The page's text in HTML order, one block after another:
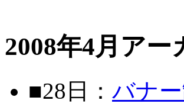
2008年4月アー
■28日： バナ